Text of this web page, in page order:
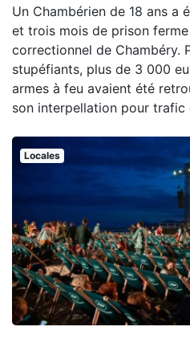
Un Chambérien de 18 ans a
et trois mois de prison
correctionnel de Chambéry.
stupéfiants, plus de 3 000
armes à feu avaient été
son interpellation pour trafic
Locales